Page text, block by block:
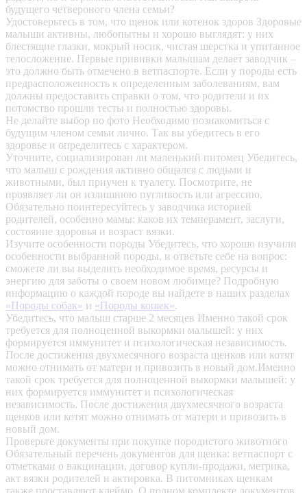
будущего четвероного члена семьи?
Удостоверьтесь в том, что щенок или котенок здоров Здоровые
малыши активны, любопытны и хорошо выглядят: у них
блестящие глазки, мокрый носик, чистая шерстка и упитанное
телосложение. Первые прививки малышам делает заводчик –
это должно быть отмечено в ветпаспорте. Если у породы есть
предрасположенность к определенным заболеваниям, вам
должны предоставить справки о том, что родители и их
потомство прошли тесты и полностью здоровы.
Не делайте выбор по фото Необходимо познакомиться с
будущим членом семьи лично. Так вы убедитесь в его
здоровье и определитесь с характером.
Уточните, социализирован ли маленький питомец Убедитесь,
что малыш с рождения активно общался с людьми и
животными, был приучен к туалету. Посмотрите, не
проявляет ли он излишнюю пугливость или агрессию.
Обязательно поинтересуйтесь у заводчика историей
родителей, особенно мамы: каков их темперамент, заслуги,
состояние здоровья и возраст вязки.
Изучите особенности породы Убедитесь, что хорошо изучили
особенности выбранной породы, и ответьте себе на вопрос:
сможете ли вы выделить необходимое время, ресурсы и
энергию для заботы о своем новом любимце? Подробную
информацию о каждой породе вы найдете в наших разделах
«Породы собак» и «Породы кошек».
Убедитесь, что малыш старше 2 месяцев Именно такой срок
требуется для полноценной выкормки малышей: у них
формируется иммунитет и психологическая независимость.
После достижения двухмесячного возраста щенков или котят
можно отнимать от матери и привозить в новый дом.Именно
такой срок требуется для полноценной выкормки малышей: у
них формируется иммунитет и психологическая
независимость. После достижения двухмесячного возраста
щенков или котят можно отнимать от матери и привозить в
новый дом.
Проверьте документы при покупке породистого животного
Обязательный перечень документов для щенка: ветпаспорт с
отметками о вакцинации, договор купли-продажи, метрика,
акт вязки родителей и актировка. В питомниках щенкам